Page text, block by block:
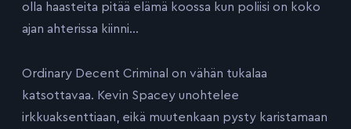
olla haasteita pitää elämä koossa kun poliisi on koko
ajan ahterissa kiinni…
Ordinary Decent Criminal on vähän tukalaa
katsottavaa. Kevin Spacey unohtelee
irkkuaksenttiaan, eikä muutenkaan pysty karistamaan